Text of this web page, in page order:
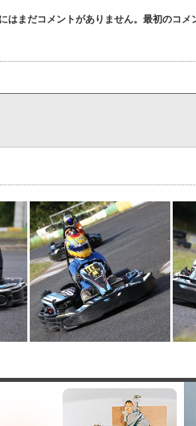
はまだコメントがありません。最初のコメ